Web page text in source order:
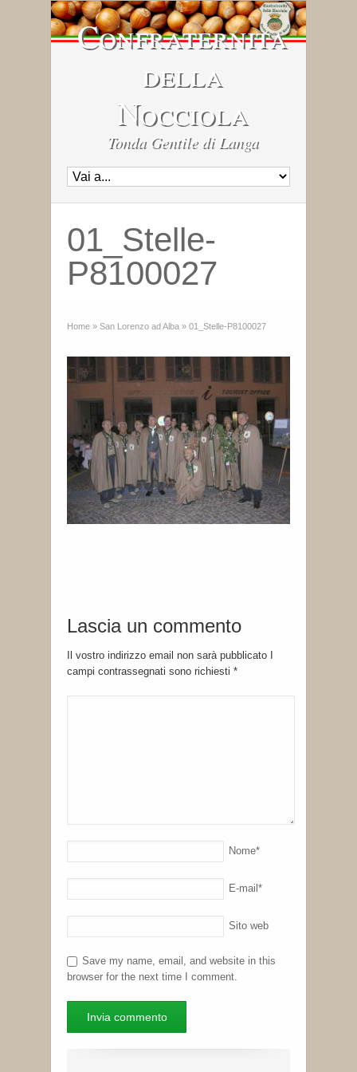
Confraternita
della
Nocciola
Tonda Gentile di Langa
01_Stelle-
P8100027
Home » San Lorenzo ad Alba » 01_Stelle-P8100027
Lascia un commento
Il vostro indirizzo email non sarà pubblicato I
campi contrassegnati sono richiesti *
Nome*
E-mail *
Sito web
Save my name, email, and website in this
browser for the next time I comment.